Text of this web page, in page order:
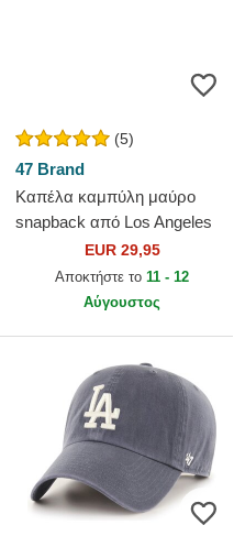
(5)
47 Brand
Καπέλα καμπύλη μαύρο
snapback από Los Angeles
Dodgers MLB από 47 Brand
EUR 29,95
Αποκτήστε το 11 - 12
Αύγουστος